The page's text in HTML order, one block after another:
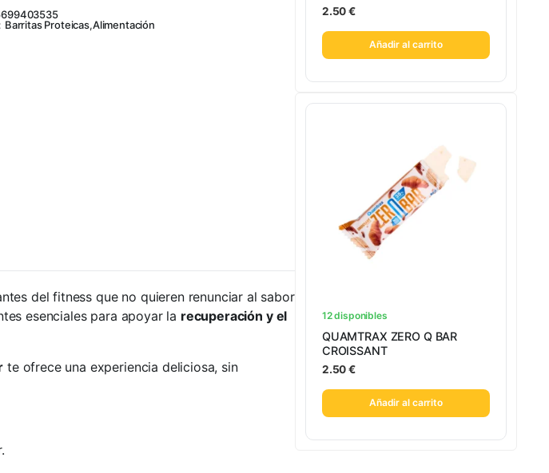
Barritas Proteicas,Alimentación
del fitness que no quieren renunciar al sabor
esenciales para apoyar la recuperación y el
te ofrece una experiencia deliciosa, sin
2.50€
Añadir al carrito
12 disponibles
QUAMTRAX ZERO Q BAR
CROISSANT
2.50€
Añadir al carrito